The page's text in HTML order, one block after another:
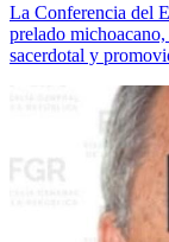
La Conferencia del
prelado
sacerdotal y